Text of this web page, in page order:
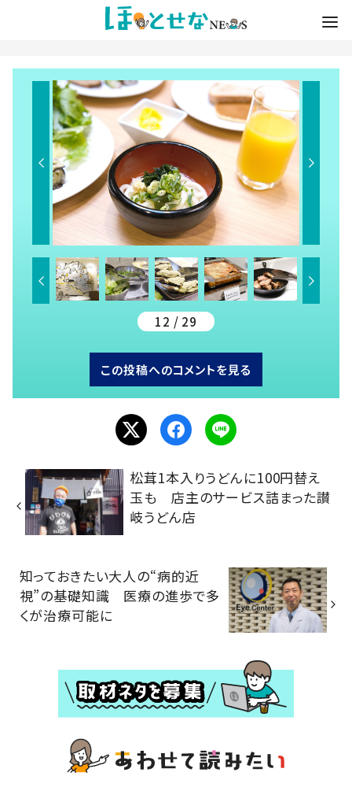
12 / 29
この投稿へのコメントを見る
松茸1本入りうどんに100円替え
玉も 店主のサービス詰まった讃
岐うどん店
知っておきたい大人の“病的近
視”の基礎知識 医療の進歩で多
くが治療可能に